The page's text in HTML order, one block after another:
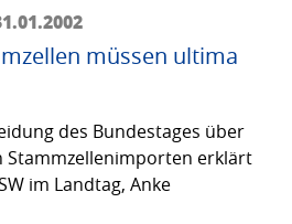
müssen ultima
des Bundestages über
Stamm­zellen­impor­ten erklärt
im Landtag, Anke